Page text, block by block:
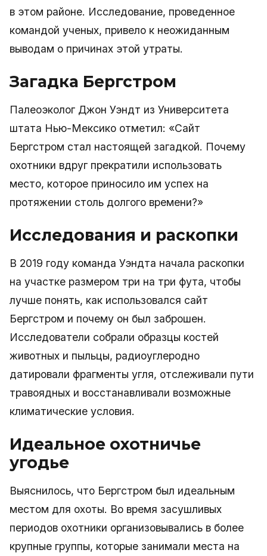
в этом районе. Исследование, проведенное
командой ученых, привело к неожиданным
выводам о причинах этой утраты.
Загадка Бергстром
Палеоэколог Джон Уэндт из Университета
штата Нью-Мексико отметил: «Сайт
Бергстром стал настоящей загадкой. Почему
охотники вдруг прекратили использовать
место, которое приносило им успех на
протяжении столь долгого времени?»
Исследования и раскопки
В 2019 году команда Уэндта начала раскопки
на участке размером три на три фута, чтобы
лучше понять, как использовался сайт
Бергстром и почему он был заброшен.
Исследователи собрали образцы костей
животных и пыльцы, радиоуглеродно
датировали фрагменты угля, отслеживали пути
травоядных и восстанавливали возможные
климатические условия.
Идеальное охотничье
угодье
Выяснилось, что Бергстром был идеальным
местом для охоты. Во время засушливых
периодов охотники организовывались в более
крупные группы, которые занимали места на